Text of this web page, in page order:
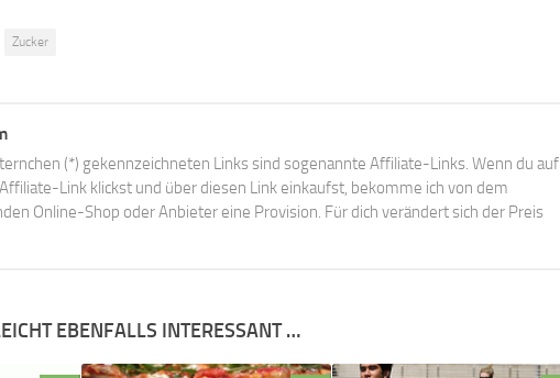
Zucker
(*) gekennzeichneten Links sind sogenannte Affiliate-Links. Wenn du auf
Link klickst und über diesen Link einkaufst, bekomme ich von dem
Online-Shop oder Anbieter eine Provision. Für dich verändert sich der Preis
EBENFALLS INTERESSANT …